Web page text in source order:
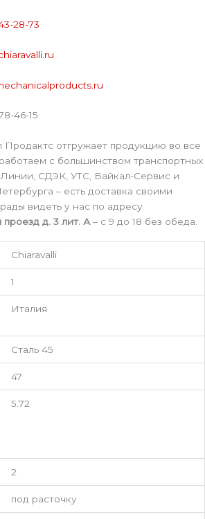
28-73
46-15
отгружает продукцию во все
с большинством транспортных
СДЭК, УТС, Байкал-Сервис и
– есть доставка своими
видеть у нас по адресу
д. 3 лит. А– с 9 до 18 без обеда.
Chiaravalli
1
Италия
Сталь 45
47
5.72
2
под расточку